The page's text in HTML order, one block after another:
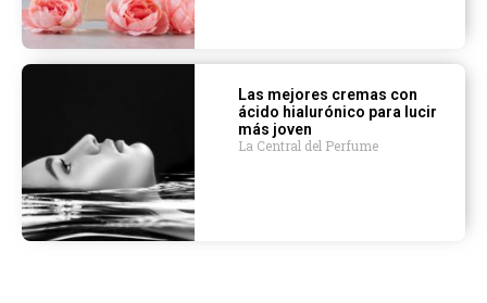
Las mejores cremas con
ácido hialurónico para lucir
más joven
La Central del Perfume